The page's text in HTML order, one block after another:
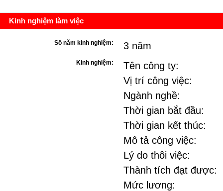
Kinh nghiệm làm việc
Số năm kinh nghiệm: 3 năm
Kinh nghiệm:
Tên công ty:
Vị trí công việc:
Ngành nghề:
Thời gian bắt đầu:
Thời gian kết thúc:
Mô tả công việc:
Lý do thôi việc:
Thành tích đạt được:
Mức lương: